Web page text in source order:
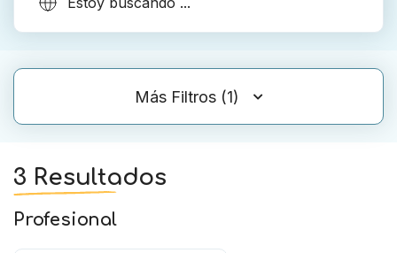
Más Filtros (1)
3 Resultados
Profesional